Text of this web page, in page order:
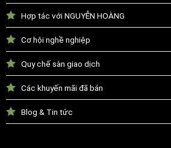
Hợp tác với NGUYỄN HOÀNG
Cơ hội nghề nghiệp
Quy chế sàn giao dịch
Các khuyến mãi đã bán
Blog & Tin tức